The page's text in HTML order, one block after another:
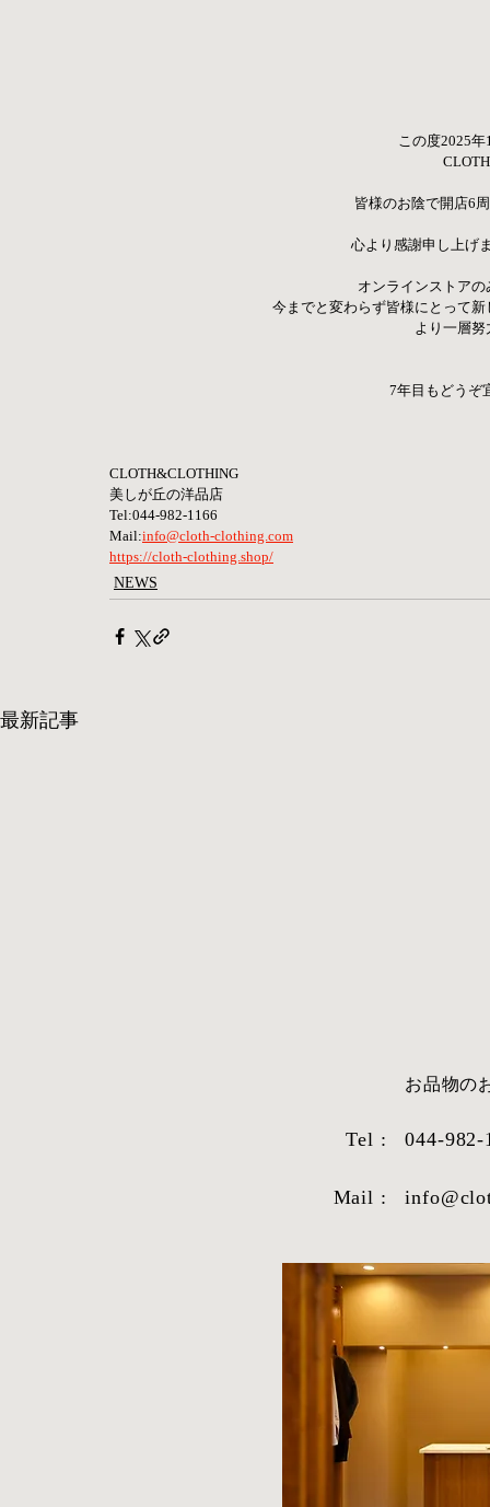
この度2025
皆様のお陰で開店6
心より感謝申し上げ
オンラインストア
今までと変わらず皆様にとって
より一層
7年目もどうぞ
CLOTH&CLOTHING
美しが丘の洋品店
Tel:044-982-1166
Mail:​info@cloth-clothing.com
https://cloth-clothing.shop/
NEWS
最新記事
シャツ生地
お品物の
Tel : 044-982-
Mail :